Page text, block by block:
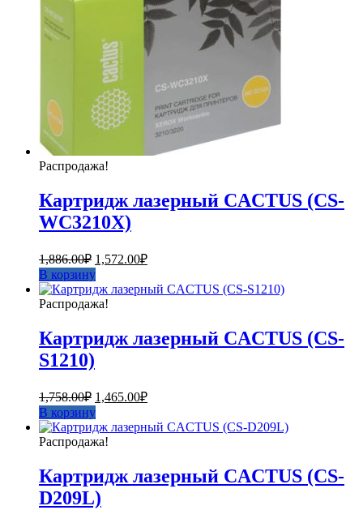
Распродажа!
Картридж лазерный CACTUS (CS-
WC3210X)
1,886.00₽ Первоначальная
цена
составляла
1,886.00₽.
1,572.00₽Текущая
1,572.00₽.
В корзину
Распродажа!
Картридж лазерный CACTUS (CS-
S1210)
1,758.00₽ Первоначальная
цена
составляла
1,758.00₽.
1,465.00₽Текущая
1,465.00₽.
В корзину
Распродажа!
Картридж лазерный CACTUS (CS-
D209L)